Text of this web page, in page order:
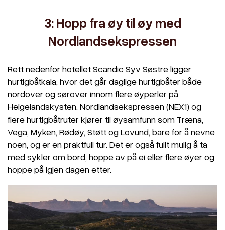
3: Hopp fra øy til øy med
Nordlandsekspressen
Rett nedenfor hotellet Scandic Syv Søstre ligger
hurtigbåtkaia, hvor det går daglige hurtigbåter både
nordover og sørover innom flere øyperler på
Helgelandskysten. Nordlandsekspressen (NEX1) og
flere hurtigbåtruter kjører til øysamfunn som Træna,
Vega, Myken, Rødøy, Støtt og Lovund, bare for å nevne
noen, og er en praktfull tur. Det er også fullt mulig å ta
med sykler om bord, hoppe av på ei eller flere øyer og
hoppe på igjen dagen etter.